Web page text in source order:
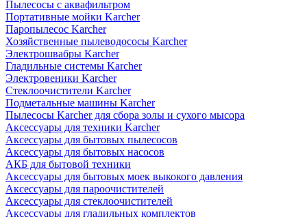
Пылесосы с аквафильтром
Портативные мойки Karcher
Паропылесос Karcher
Хозяйственные пылеводососы Karcher
Электрошвабры Karcher
Гладильные системы Karcher
Электровеники Karcher
Стеклоочистители Karcher
Подметальные машины Karcher
Пылесосы Karcher для сбора золы и сухого мысора
Аксессуары для техники Karcher
Аксессуары для бытовых пылесосов
Аксессуары для бытовых насосов
АКБ для бытовой техники
Аксессуары для бытовых моек выкокого давления
Аксессуары для пароочистителей
Аксессуары для стеклоочистителей
Аксессуары для гладильных комплектов